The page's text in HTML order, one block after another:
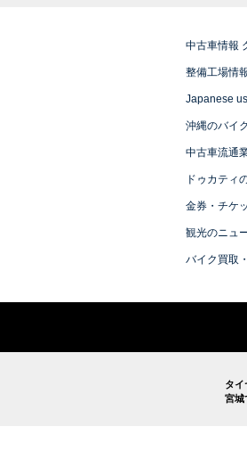
中古車情報
整備工場情
Japanese
沖縄のバイ
中古車流通
ドゥカティ
金券・チケ
観光のニュ
バイク買取
タイ
宮城